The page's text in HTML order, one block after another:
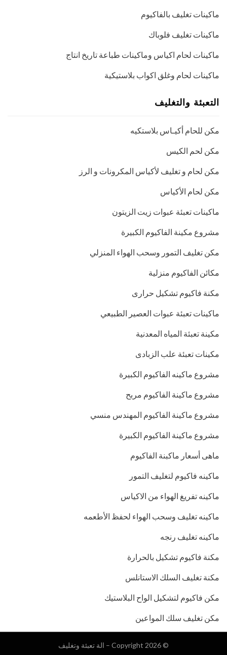
ماكينات تغليف بالفاكيوم
ماكينات تغليف فلوباك
ماكينات لحام اكياس وماكينات طباعة تاريخ انتاج
ماكينات لحام وغلق اكواب بلاستيكية
التعبئة والتغليف
مكن للحام أكيـاس بلاستكيه
مكن لحم الكيس
مكن لحام و تغليف لأكياس المكرونات و الرز
مكن لحام الأكياس
ماكينات تعبئة عبوات زيت الزيتون
مشروع مكينة الفاكيوم الكبيرة
مكن تغليف التمور وسحب الهواء المنزلي
مكائن الفاكيوم منزلية
مكنة فاكيوم تشكيل حرارى
ماكينات تعبئة عبوات العصير الطبيعي
مكينة تعبئة المياه المعدنية
مكينات تعبئة علب الزبادى
مشروع ماكينه الفاكيوم الكبيرة
مشروع ماكينة الفاكيوم مربح
مشروع ماكينة الفاكيوم المهندس منسي
مشروع ماكينة الفاكيوم الكبيرة
ماهى أسعار ماكبنة الفاكيوم
ماكينه فاكيوم لتغليف التمور
ماكينه تفريغ الهواء من الاكياس
ماكينه تغليف وسحب الهواء لحفظ الأطعمه
ماكينه تغليف رنجه
مكنة فاكيوم تشكيل بالحرارة
مكنة تغليف السلك الاستانلس
مكن فاكيوم لتشكيل الواح البلاستيك
مكن تغليف سلك المواعين
© Copyright 2026 – الة تعبئة وتغليف